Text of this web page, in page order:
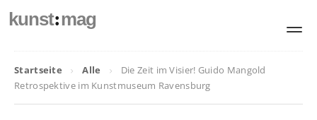
kunst:mag
Startseite Alle
Die Zeit im Visier! Guido Mangold
Retrospektive im Kunstmuseum Ravensburg